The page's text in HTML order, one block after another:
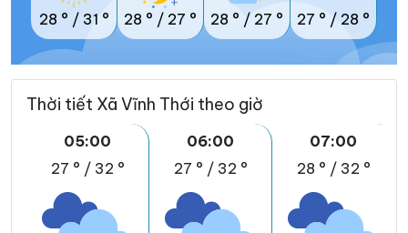
28 ° / 31 ° 28 ° / 27 ° 28 ° / 27 ° 27 ° / 28 °
Thời tiết Xã Vĩnh Thới theo giờ
05:00
27 ° / 32 °
06:00
27 ° / 32 °
07:00
28 ° / 32 °